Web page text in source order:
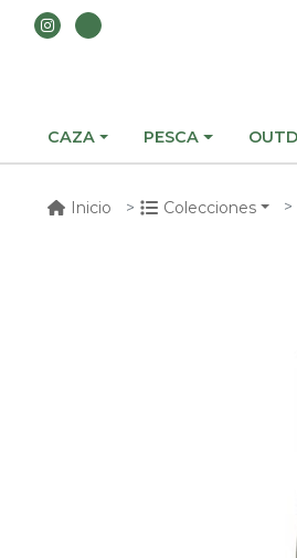
CAZA PESCA
Inicio Colecciones